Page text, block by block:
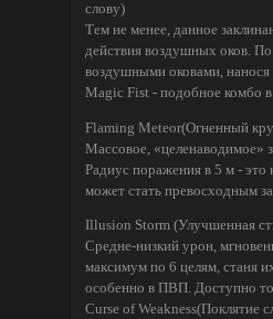
слову)
Тем не менее, данное
действия воздушных оков.
воздушными оковами,
Magic Fist - подобное комбо
Flaming Meteor(Огненный
Массовое, «целенаводимое»
Радиус поражения в 5 м - это
может стать превосходным
Illusion Storm (Улучшенная
Средне-низкий урон,
максимум по 6 целям, станя
особенно в ПВП. Доступно
Curse of Weakness(Поклятие